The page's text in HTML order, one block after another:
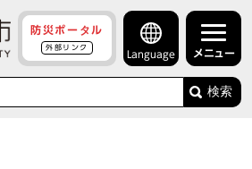
防災ポータル
外部リンク
Language メニュー
検索